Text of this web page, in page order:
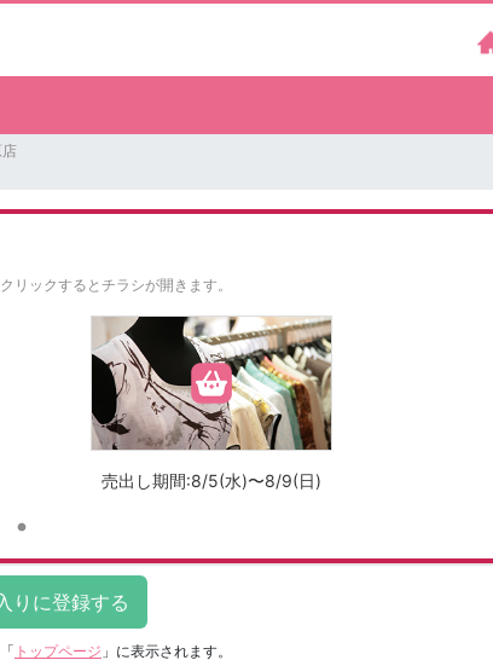
リックするとチラシが開きます。
売出し期間:8/5(水)〜8/9(日)
「 トップページ 」に表示されます。